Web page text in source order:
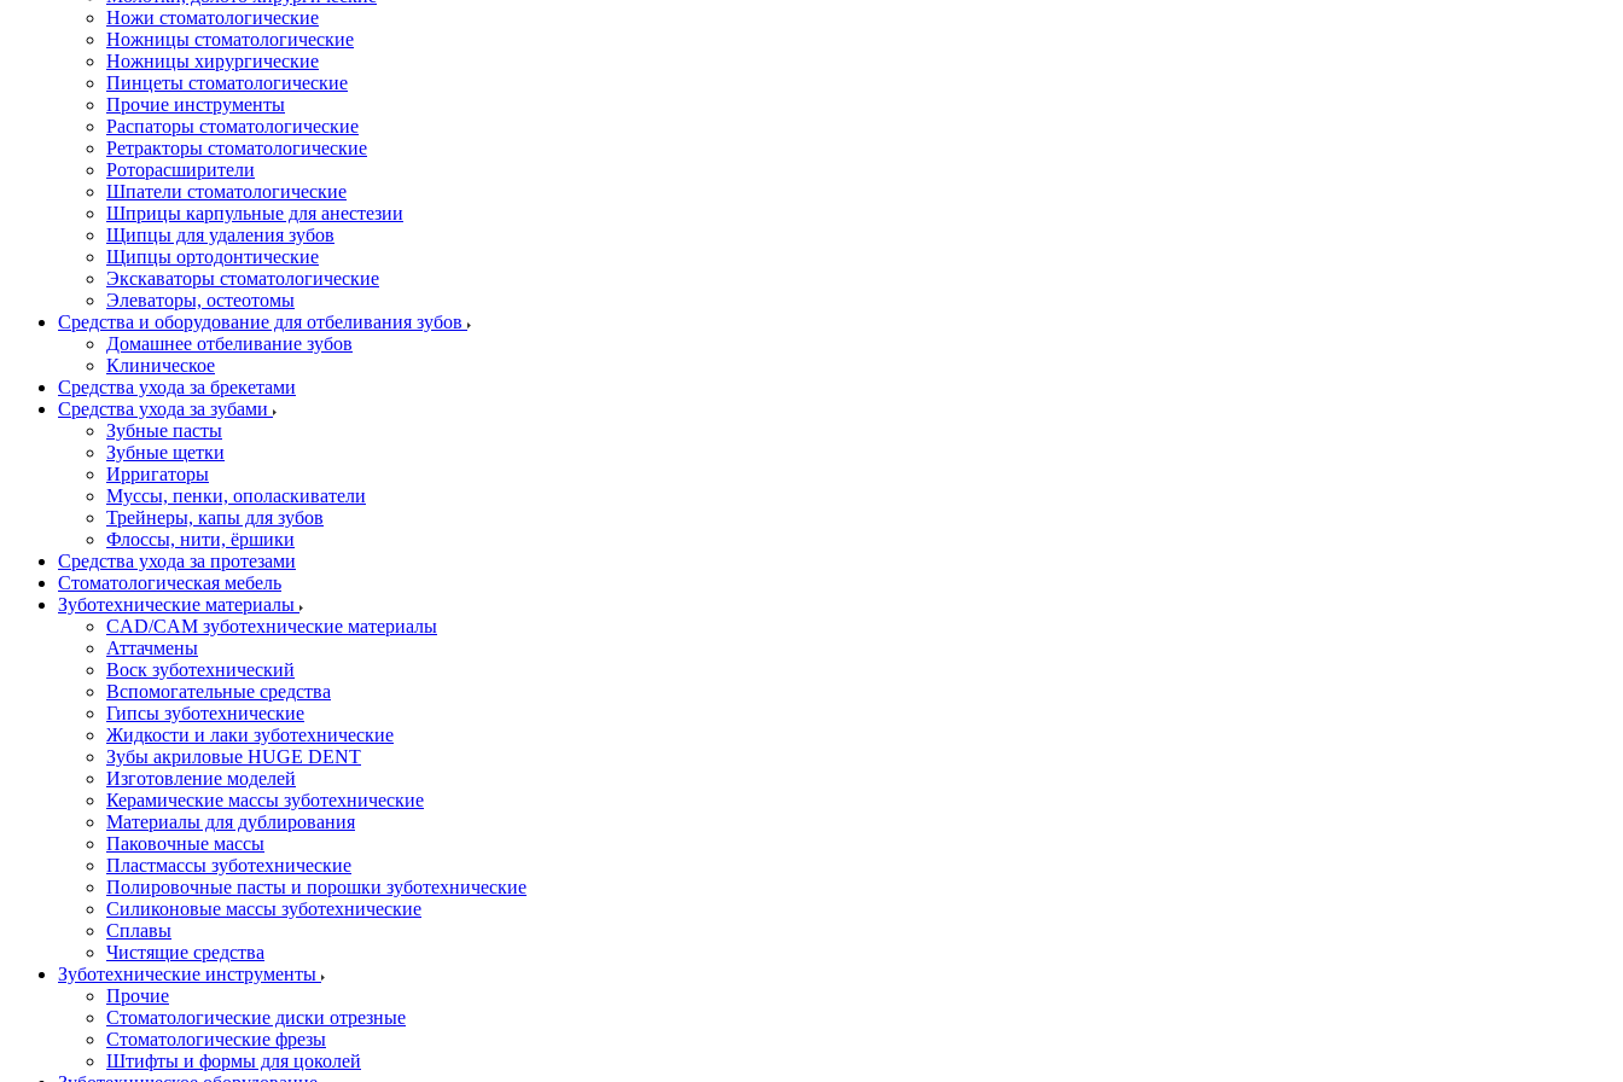
Ножи стоматологические
Ножницы стоматологические
Ножницы хирургические
Пинцеты стоматологические
Прочие инструменты
Распаторы стоматологические
Ретракторы стоматологические
Роторасширители
Шпатели стоматологические
Шприцы карпульные для анестезии
Щипцы для удаления зубов
Щипцы ортодонтические
Экскаваторы стоматологические
Элеваторы, остеотомы
Средства и оборудование для отбеливания зубов
Домашнее отбеливание зубов
Клиническое
Средства ухода за брекетами
Средства ухода за зубами
Зубные пасты
Зубные щетки
Ирригаторы
Муссы, пенки, ополаскиватели
Трейнеры, капы для зубов
Флоссы, нити, ёршики
Средства ухода за протезами
Стоматологическая мебель
Зуботехнические материалы
CAD/CAM зуботехнические материалы
Аттачмены
Воск зуботехнический
Вспомогательные средства
Гипсы зуботехнические
Жидкости и лаки зуботехнические
Зубы акриловые HUGE DENT
Изготовление моделей
Керамические массы зуботехнические
Материалы для дублирования
Паковочные массы
Пластмассы зуботехнические
Полировочные пасты и порошки зуботехнические
Силиконовые массы зуботехнические
Сплавы
Чистящие средства
Зуботехнические инструменты
Прочие
Стоматологические диски отрезные
Стоматологические фрезы
Штифты и формы для цоколей